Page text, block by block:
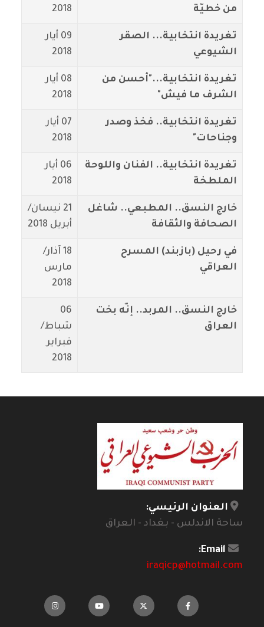
من خطيّة
2018
تغريدة انتخابية... الصقر
الشيوعي
09 أيار
2018
تغريدة انتخابية..."أحسن من
الشرف ما فيش"
08 أيار
2018
تغريدة انتخابية.. فخذ وصدر
وجناحات"
07 أيار
2018
تغريدة انتخابية.. الفنان واللوحة
الملطخة
06 أيار
2018
خارج النسق.. المطبعي.. شاغل
الصحافة والثقافة
21 نيسان/
أبريل 2018
في رحيل (بازبند) المسرح
العراقي
18 آذار/
مارس
2018
خارج النسق.. المربد.. إنّه بخت
العراق
06
شباط/
فبراير
2018
العنوان الرئيسي:
ساحة الاندلس - بغداد - العراق
Email:
iraqicp@hotmail.com